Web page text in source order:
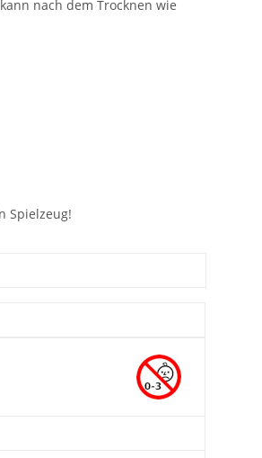
nach dem Trocknen wie
Spielzeug!